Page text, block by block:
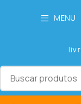
MENU